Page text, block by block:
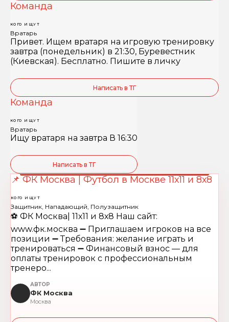
Команда
КОГО ИЩУТ
Вратарь
Привет. Ищем вратаря на игровую тренировку
завтра (понедельник) в 21:30, Буревестник
(Киевская). Бесплатно. Пишите в личку
Написать в ТГ
Команда
КОГО ИЩУТ
Вратарь
Ищу вратаря на завтра В 16:30
Написать в ТГ
📌 ФК Москва | Футбол в Москве 11х11 и 8х8
КОГО ИЩУТ
Защитник, Нападающий, Полузащитник
⚽️ ФК Москва| 11х11 и 8х8 Наш сайт:
www.фк.москва ➖ Приглашаем игроков на все
позиции ➖ Требования: желание играть и
тренироваться ➖ Финансовый взнос — для
оплаты тренировок с профессиональным
тренеро...
АВТОР
ФК Москва
Москва